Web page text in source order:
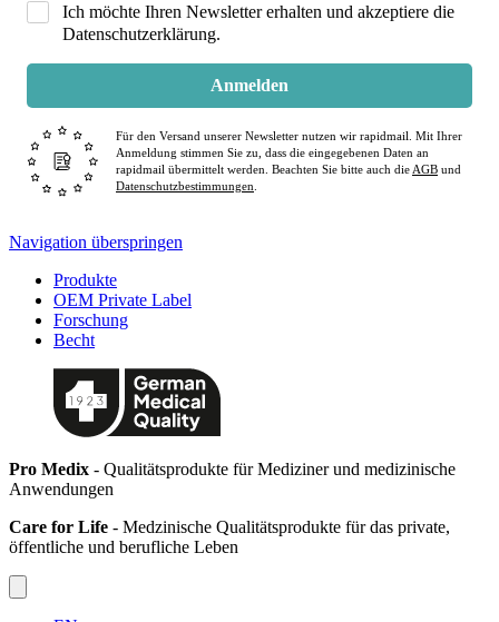
Ich möchte Ihren Newsletter erhalten und akzeptiere die
Datenschutzerklärung.
Anmelden
Für den Versand unserer Newsletter nutzen wir rapidmail. Mit Ihrer
Anmeldung stimmen Sie zu, dass die eingegebenen Daten an
rapidmail übermittelt werden. Beachten Sie bitte auch die AGB und
Datenschutzbestimmungen
Navigation überspringen
Produkte
OEM Private Label
Forschung
Becht
Pro Medix - Qualitätsprodukte für Mediziner und medizinische
Anwendungen
Care for Life - Medzinische Qualitätsprodukte für das private,
öffentliche und berufliche Leben